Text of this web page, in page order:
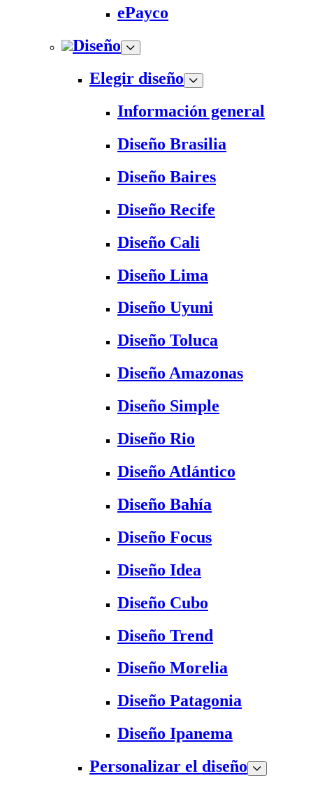
ePayco
Diseño
Elegir diseño
Información general
Diseño Brasilia
Diseño Baires
Diseño Recife
Diseño Cali
Diseño Lima
Diseño Uyuni
Diseño Toluca
Diseño Amazonas
Diseño Simple
Diseño Rio
Diseño Atlántico
Diseño Bahía
Diseño Focus
Diseño Idea
Diseño Cubo
Diseño Trend
Diseño Morelia
Diseño Patagonia
Diseño Ipanema
Personalizar el diseño